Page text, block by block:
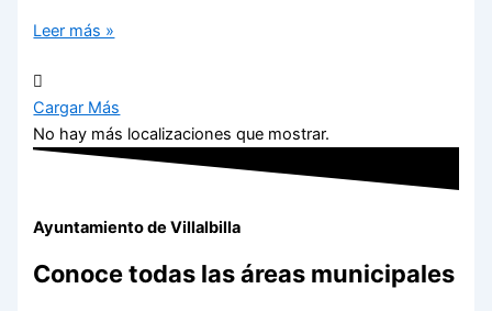
Leer más »
Cargar Más
No hay más localizaciones que mostrar.
Ayuntamiento de Villalbilla
Conoce todas las áreas municipales